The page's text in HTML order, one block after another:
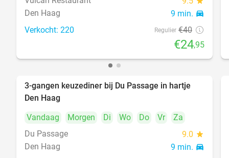
Den Haag 9 min. directions_car
Verkocht: 220 Regulier €40
€24,95
47%
3-gangen keuzediner bij Du Passage in hartje
Den Haag
Vandaag
Morgen Di Wo Do Vr
Za
Du Passage
9.0 star
Den Haag 9 min. directions_car